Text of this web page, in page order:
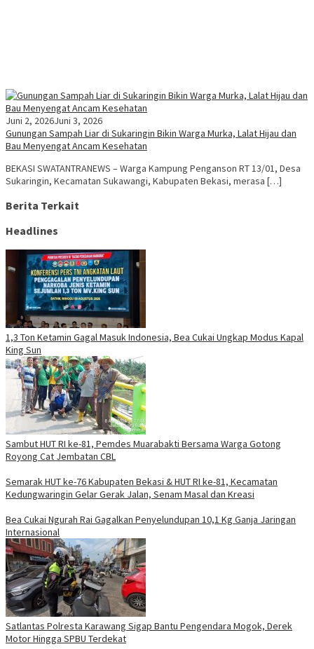
Juni 2, 2026Juni 3, 2026
Gunungan Sampah Liar di Sukaringin Bikin Warga Murka, Lalat Hijau dan
Bau Menyengat Ancam Kesehatan
BEKASI SWATANTRANEWS – Warga Kampung Penganson RT 13/01, Desa
Sukaringin, Kecamatan Sukawangi, Kabupaten Bekasi, merasa […]
Berita Terkait
Headlines
1,3 Ton Ketamin Gagal Masuk Indonesia, Bea Cukai Ungkap Modus Kapal
King Sun
Sambut HUT RI ke-81, Pemdes Muarabakti Bersama Warga Gotong
Royong Cat Jembatan CBL
Semarak HUT ke-76 Kabupaten Bekasi & HUT RI ke-81, Kecamatan
Kedungwaringin Gelar Gerak Jalan, Senam Masal dan Kreasi
Bea Cukai Ngurah Rai Gagalkan Penyelundupan 10,1 Kg Ganja Jaringan
Internasional
Satlantas Polresta Karawang Sigap Bantu Pengendara Mogok, Derek
Motor Hingga SPBU Terdekat